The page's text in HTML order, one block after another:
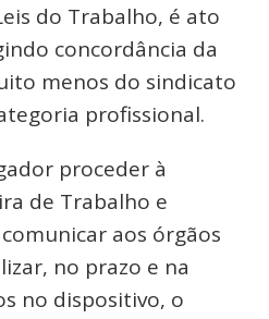
do Trabalho, é ato
concordância da
menos do sindicato
profissional.
proceder à
de Trabalho e
aos órgãos
no prazo e na
no dispositivo, o